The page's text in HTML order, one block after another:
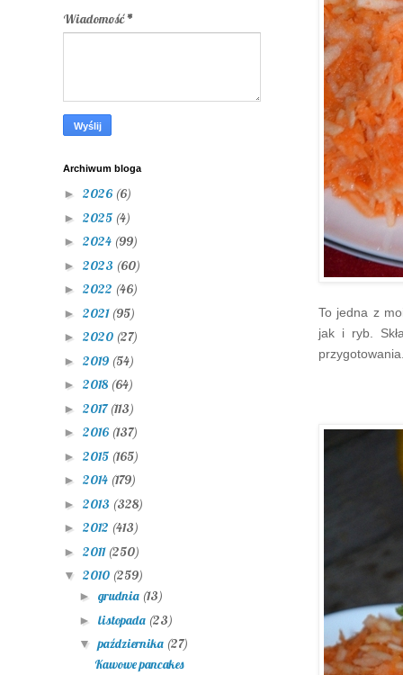
To jedna z
jak i ryb.
Wiadomość*
Archiwum bloga
► 2026 (6)
► 2025 (4)
► 2024 (99)
► 2023 (60)
► 2022 (46)
► 2021 (95)
► 2020 (27)
► 2019 (54)
► 2018 (64)
► 2017(113)
► 2016 (137)
► 2015 (165)
► 2014 (179)
► 2013 (328)
► 2012 (413)
► 2011 (250)
▼ 2010 (259)
► grudnia (13)
► listopada (23)
▼października (27)
Kawowe pancakes